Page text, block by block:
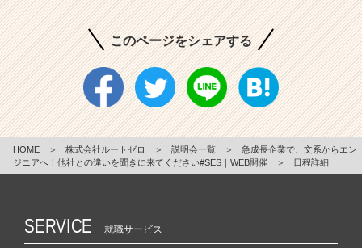
このページをシェアする
HOME ＞ 株式会社ルートゼロ ＞ 説明会一覧 ＞
急成長企業で、文系からエン
ジニアへ！他社との違いを聞きに来てください#SES｜WEB開催
＞ 日程詳細
SERVICE 就職サービス